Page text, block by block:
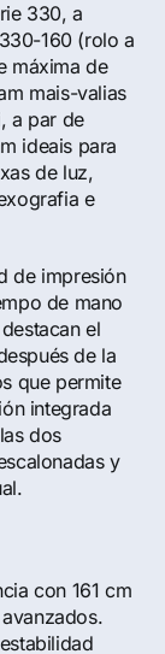
330, a
160 (rolo a
máxima de
mais-valias
a par de
ideais para
de luz,
e
de impresión
de mano
el
de la
que permite
integrada
dos
y
con 161 cm